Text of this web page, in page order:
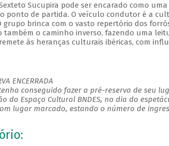
Sucupira pode ser encarado como
ponto de partida. O veículo condutor é a
grupo brinca com o vasto repertório dos
também o caminho inverso, fazendo uma
às heranças culturais ibéricas, com
ENCERRADA
conseguido fazer a pré-reserva de seu
do Espaço Cultural BNDES, no dia do
lugar marcado, estando o número de